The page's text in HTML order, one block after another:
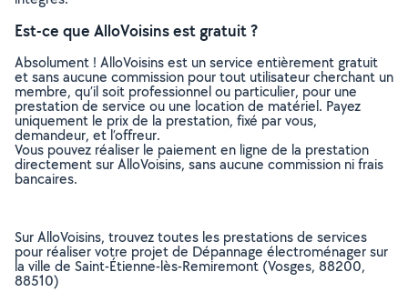
Est-ce que AlloVoisins est gratuit ?
Absolument ! AlloVoisins est un service entièrement gratuit
et sans aucune commission pour tout utilisateur cherchant un
membre, qu’il soit professionnel ou particulier, pour une
prestation de service ou une location de matériel. Payez
uniquement le prix de la prestation, fixé par vous,
demandeur, et l’offreur.
Vous pouvez réaliser le paiement en ligne de la prestation
directement sur AlloVoisins, sans aucune commission ni frais
bancaires.
Sur AlloVoisins, trouvez toutes les prestations de services
pour réaliser votre projet de Dépannage électroménager sur
la ville de Saint-Étienne-lès-Remiremont (Vosges, 88200,
88510)